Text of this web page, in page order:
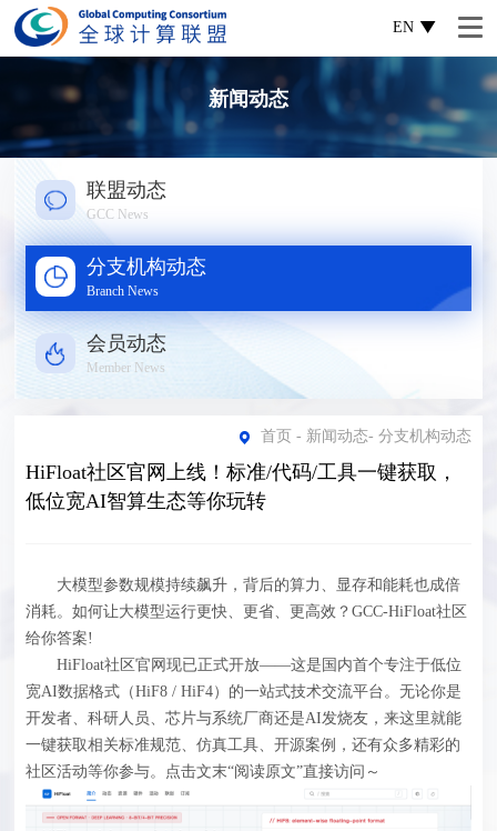
EN
新闻动态
联盟动态
GCC News
分支机构动态
Branch News
会员动态
Member News
首页 - 新闻动态- 分支机构动态
HiFloat社区官网上线！标准/代码/工具一键获取，
低位宽AI智算生态等你玩转
大模型参数规模持续飙升，背后的算力、显存和能耗也成倍
消耗。如何让大模型运行更快、更省、更高效？GCC-HiFloat社区
给你答案!
HiFloat社区官网现已正式开放——这是国内首个专注于低位
宽AI数据格式（HiF8 / HiF4）的一站式技术交流平台。无论你是
开发者、科研人员、芯片与系统厂商还是AI发烧友，来这里就能
一键获取相关标准规范、仿真工具、开源案例，还有众多精彩的
社区活动等你参与。点击文末“阅读原文”直接访问～